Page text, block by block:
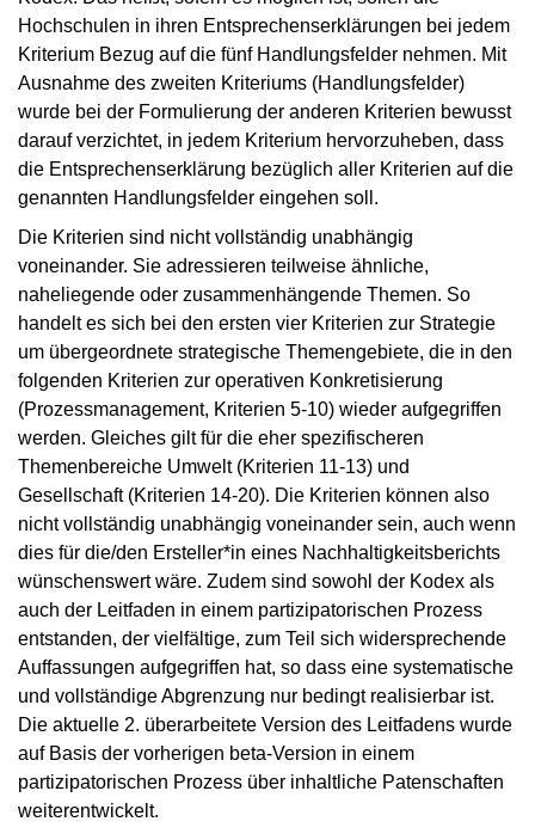
Hochschulen in ihren Entsprechenserklärungen bei jedem
Kriterium Bezug auf die fünf Handlungsfelder nehmen. Mit
Ausnahme des zweiten Kriteriums (Handlungsfelder)
wurde bei der Formulierung der anderen Kriterien bewusst
darauf verzichtet, in jedem Kriterium hervorzuheben, dass
die Entsprechenserklärung bezüglich aller Kriterien auf die
genannten Handlungsfelder eingehen soll.
Die Kriterien sind nicht vollständig unabhängig
voneinander. Sie adressieren teilweise ähnliche,
naheliegende oder zusammenhängende Themen. So
handelt es sich bei den ersten vier Kriterien zur Strategie
um übergeordnete strategische Themengebiete, die in den
folgenden Kriterien zur operativen Konkretisierung
(Prozessmanagement, Kriterien 5-10) wieder aufgegriffen
werden. Gleiches gilt für die eher spezifischeren
Themenbereiche Umwelt (Kriterien 11-13) und
Gesellschaft (Kriterien 14-20). Die Kriterien können also
nicht vollständig unabhängig voneinander sein, auch wenn
dies für die/den Ersteller*in eines Nachhaltigkeitsberichts
wünschenswert wäre. Zudem sind sowohl der Kodex als
auch der Leitfaden in einem partizipatorischen Prozess
entstanden, der vielfältige, zum Teil sich widersprechende
Auffassungen aufgegriffen hat, so dass eine systematische
und vollständige Abgrenzung nur bedingt realisierbar ist.
Die aktuelle 2. überarbeitete Version des Leitfadens wurde
auf Basis der vorherigen beta-Version in einem
partizipatorischen Prozess über inhaltliche Patenschaften
weiterentwickelt.